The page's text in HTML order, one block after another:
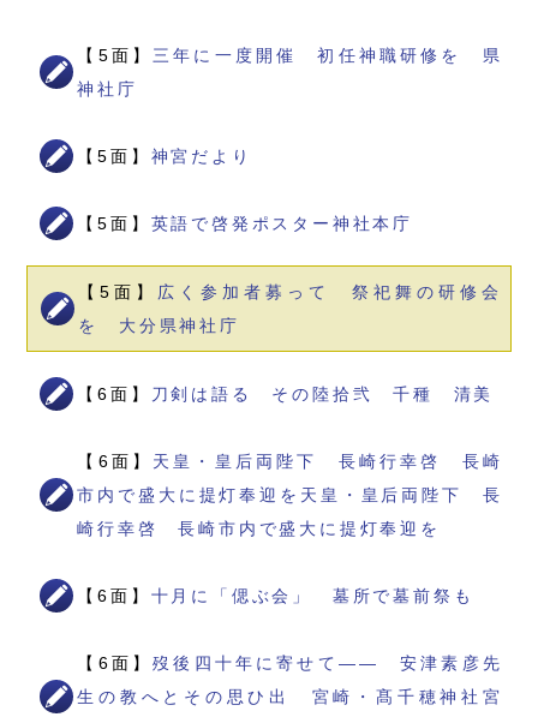
【5面】 三年に一度開催 初任神職研修を 県
神社庁
【5面】 神宮だより
【5面】 英語で啓発ポスター神社本庁
【5面】 広く参加者募って 祭祀舞の研修会
を 大分県神社庁
【6面】 刀剣は語る その陸拾弐 千種 清美
【6面】 天皇・皇后両陛下 長崎行幸啓 長崎
市内で盛大に提灯奉迎を天皇・皇后両陛下 長
崎行幸啓 長崎市内で盛大に提灯奉迎を
【6面】 十月に「偲ぶ会」 墓所で墓前祭も
【6面】歿後四十年に寄せて―― 安津素彦先
生の教へとその思ひ出 宮崎・髙千穂神社宮